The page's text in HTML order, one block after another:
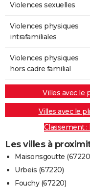
Violences sexuelles
Violences physiques
intrafamiliales
Violences physiques
hors cadre familial
Villes avec le
Villes avec le
Classement :
Les villes à
Maisonsgoutte
Urbeis (67220)
Fouchy (67220)